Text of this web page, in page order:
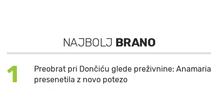
NAJBOLJ BRANO
1
Preobrat pri Dončiću glede preživnine: Anamaria
presenetila z novo potezo